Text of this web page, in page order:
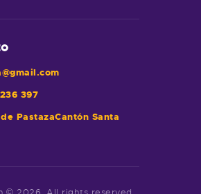
397
PastazaCantón Santa